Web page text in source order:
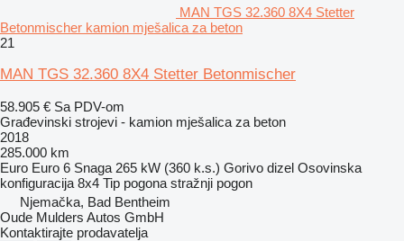
MAN TGS 32.360 8X4 Stetter
Betonmischer kamion mješalica za beton
21
MAN TGS 32.360 8X4 Stetter Betonmischer
58.905 € Sa PDV-om
Građevinski strojevi - kamion mješalica za beton
2018
285.000 km
Euro Euro 6 Snaga 265 kW (360 k.s.) Gorivo dizel Osovinska
konfiguracija 8x4 Tip pogona stražnji pogon
Njemačka, Bad Bentheim
Oude Mulders Autos GmbH
Kontaktirajte prodavatelja